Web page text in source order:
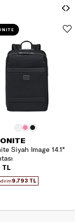
Siyah Image 14.1"
TL
9.793 TL